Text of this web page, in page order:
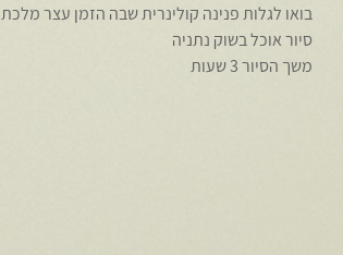
בואו לגלות פנינה קולינרית שבה הזמן עצר מלכת
סיור אוכל בשוק נתניה
משך הסיור 3 שעות